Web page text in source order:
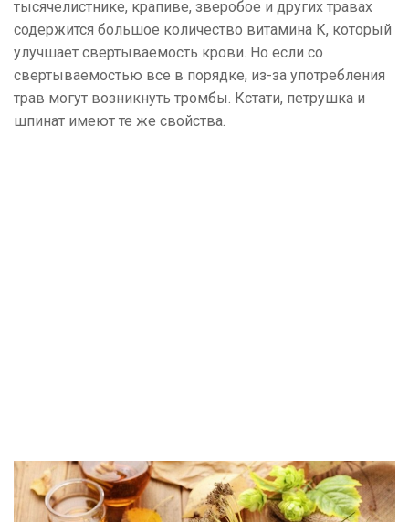
тысячелистнике, крапиве, зверобое и других травах
содержится большое количество витамина К, который
улучшает свертываемость крови. Но если со
свертываемостью все в порядке, из-за употребления
трав могут возникнуть тромбы. Кстати, петрушка и
шпинат имеют те же свойства.